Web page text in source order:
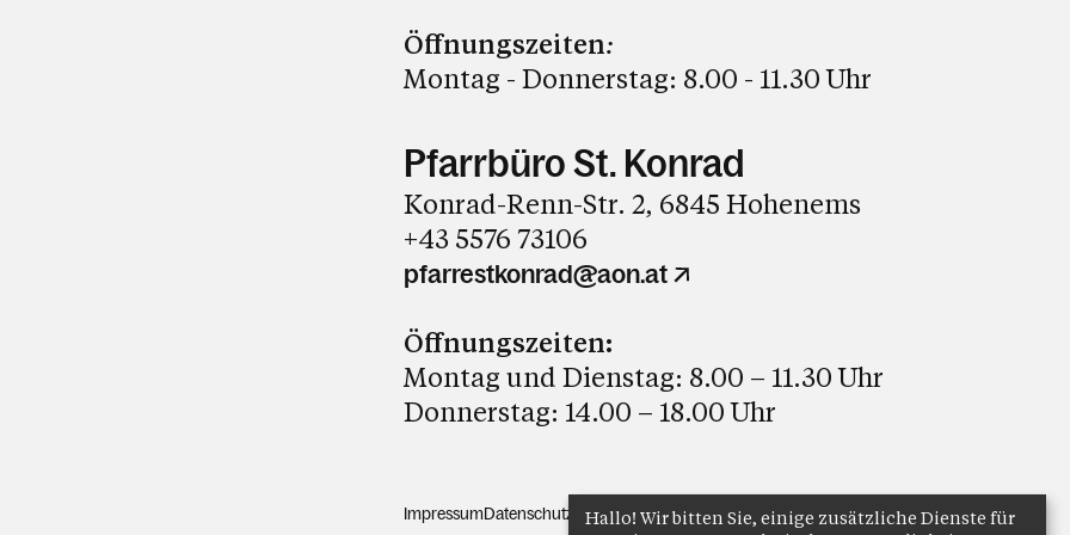
Öffnungszeiten:
Montag - Donnerstag: 8.00 - 11.30 Uhr
Pfarrbüro St. Konrad
Konrad-Renn-Str. 2, 6845 Hohenems
+43 5576 73106
pfarrestkonrad@aon.at
Öffnungszeiten:
Montag und Dienstag: 8.00 – 11.30 Uhr
Donnerstag: 14.00 – 18.00 Uhr
ImpressumDatenschutz Anmelden
Hallo! Wir bitten Sie, einige zusätzliche Dienste für